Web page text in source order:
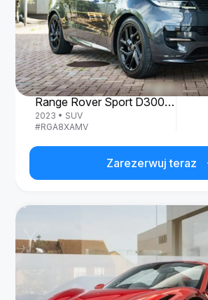
Land Rover
Range Rover Sport D300 R-Dynamic SE
2023 • SUV
#RGA8XAMV
Zarezerwuj teraz